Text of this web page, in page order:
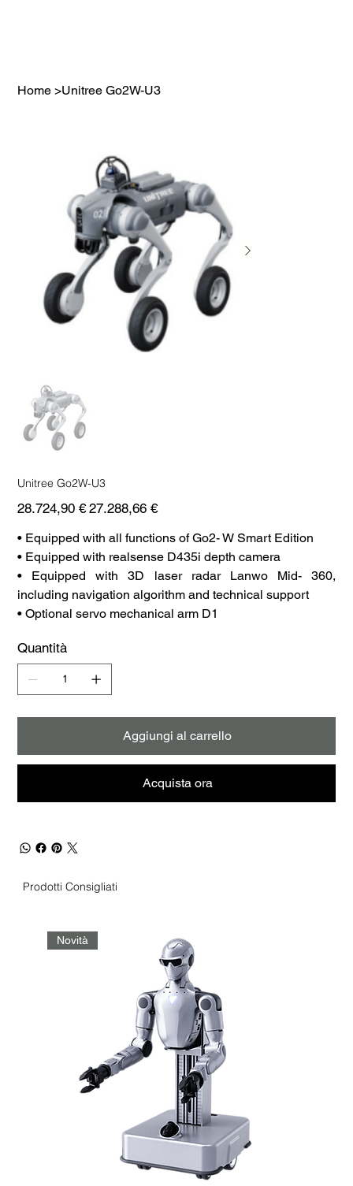
Home >Unitree Go2W-U3
Unitree Go2W-U3
Prezzo
originale
28.724,90 € Prezzo
scontato
27.288,66 €
• Equipped with all functions of Go2- W Smart Edition
• Equipped with realsense D435i depth camera
• Equipped with 3D laser radar Lanwo Mid- 360,
including navigation algorithm and technical support
• Optional servo mechanical arm D1
Quantità
Aggiungi al carrello
Acquista ora
Prodotti Consigliati
Novità